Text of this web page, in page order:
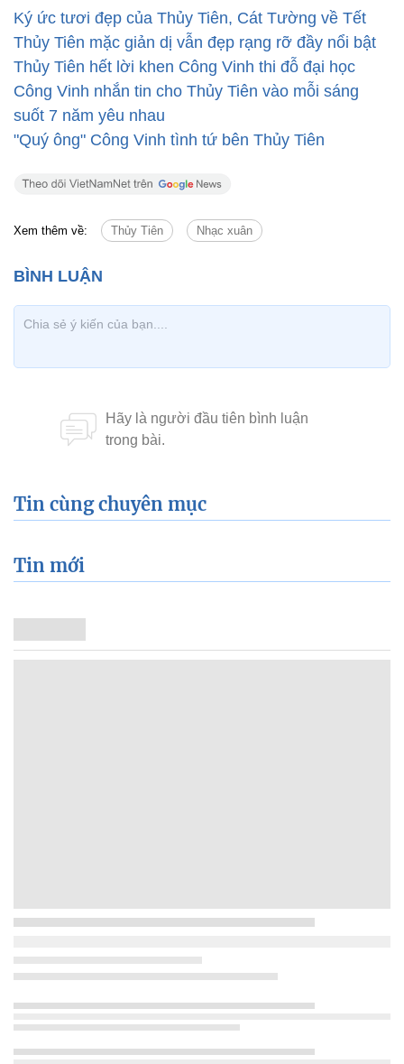
Ký ức tươi đẹp của Thủy Tiên, Cát Tường về Tết
Thủy Tiên mặc giản dị vẫn đẹp rạng rỡ đầy nổi bật
Thủy Tiên hết lời khen Công Vinh thi đỗ đại học
Công Vinh nhắn tin cho Thủy Tiên vào mỗi sáng
suốt 7 năm yêu nhau
"Quý ông" Công Vinh tình tứ bên Thủy Tiên
Xem thêm về: Thủy Tiên Nhạc xuân
Tin cùng chuyên mục
Tin mới